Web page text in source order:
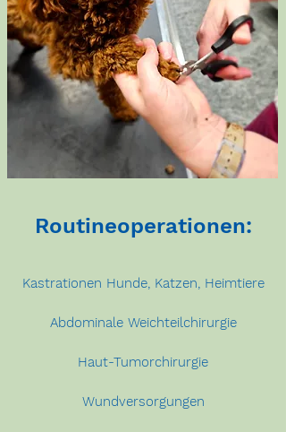
Routineoperationen:
Kastrationen Hunde, Katzen, Heimtiere
Abdominale Weichteilchirurgie
Haut-Tumorchirurgie
Wundversorgungen